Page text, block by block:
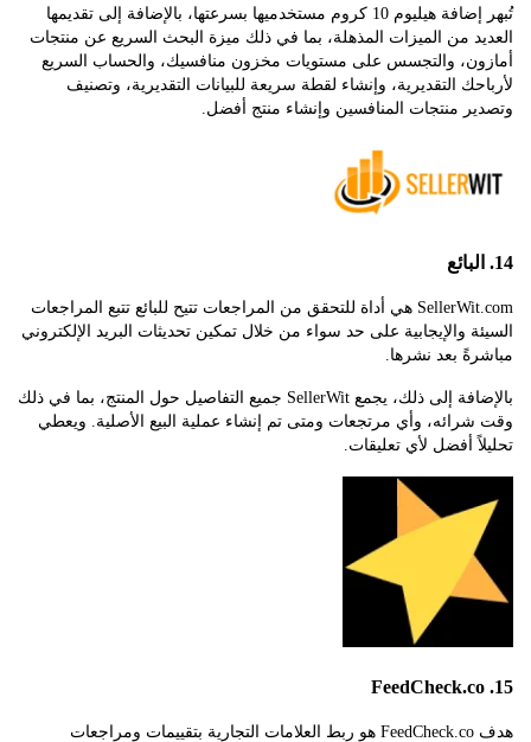
تُبهر إضافة هيليوم 10 كروم مستخدميها بسرعتها، بالإضافة إلى تقديمها
من الميزات المذهلة، بما في ذلك ميزة البحث السريع عن منتجات
والتجسس على مستويات مخزون منافسيك، والحساب السريع
التقديرية، وإنشاء لقطة سريعة للبيانات التقديرية، وتصنيف
منتجات المنافسين وإنشاء منتج أفضل.
SellerWit.com هي أداة للتحقق من المراجعات تتيح للبائع تتبع المراجعات
والإيجابية على حد سواء من خلال تمكين تحديثات البريد الإلكتروني
بعد نشرها.
بالإضافة إلى ذلك، يجمع SellerWit جميع التفاصيل حول المنتج، بما في ذلك
وأي مرتجعات ومتى تم إنشاء عملية البيع الأصلية. ويعطي
أفضل لأي تعليقات.
هدف FeedCheck.co هو ربط العلامات التجارية بتقييمات ومراجعات